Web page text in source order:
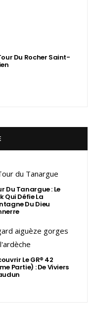
Du Rocher Saint-
Du Tanargue : Le
Qui Défie La
Du Dieu
Le GR® 42
Partie) : De Viviers